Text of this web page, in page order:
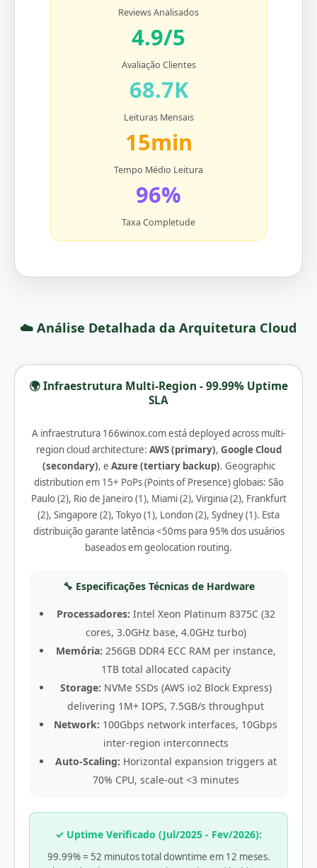
Reviews Analisados
4.9/5
Avaliação Clientes
68.7K
Leituras Mensais
15min
Tempo Médio Leitura
96%
Taxa Completude
☁️ Análise Detalhada da Arquitetura Cloud
🌍 Infraestrutura Multi-Region - 99.99% Uptime
SLA
A infraestrutura 166winox.com está deployed across multi-
region cloud architecture: AWS (primary), Google Cloud
(secondary), e Azure (tertiary backup). Geographic
distribution em 15+ PoPs (Points of Presence) globais: São
Paulo (2), Rio de Janeiro (1), Miami (2), Virginia (2), Frankfurt
(2), Singapore (2), Tokyo (1), London (2), Sydney (1). Esta
distribuição garante latência <50ms para 95% dos usuários
baseados em geolocation routing.
🔧 Especificações Técnicas de Hardware
Processadores: Intel Xeon Platinum 8375C (32
cores, 3.0GHz base, 4.0GHz turbo)
Memória: 256GB DDR4 ECC RAM per instance,
1TB total allocated capacity
Storage: NVMe SSDs (AWS io2 Block Express)
delivering 1M+ IOPS, 7.5GB/s throughput
Network: 100Gbps network interfaces, 10Gbps
inter-region interconnects
Auto-Scaling: Horizontal expansion triggers at
70% CPU, scale-out <3 minutes
✓ Uptime Verificado (Jul/2025 - Fev/2026):
99.99% = 52 minutos total downtime em 12 meses.